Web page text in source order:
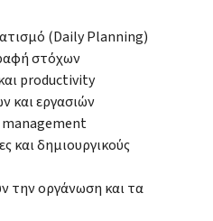
(Daily Planning)
στόχων
productivity
και εργασιών
και δημιουργικούς
την οργάνωση και τα